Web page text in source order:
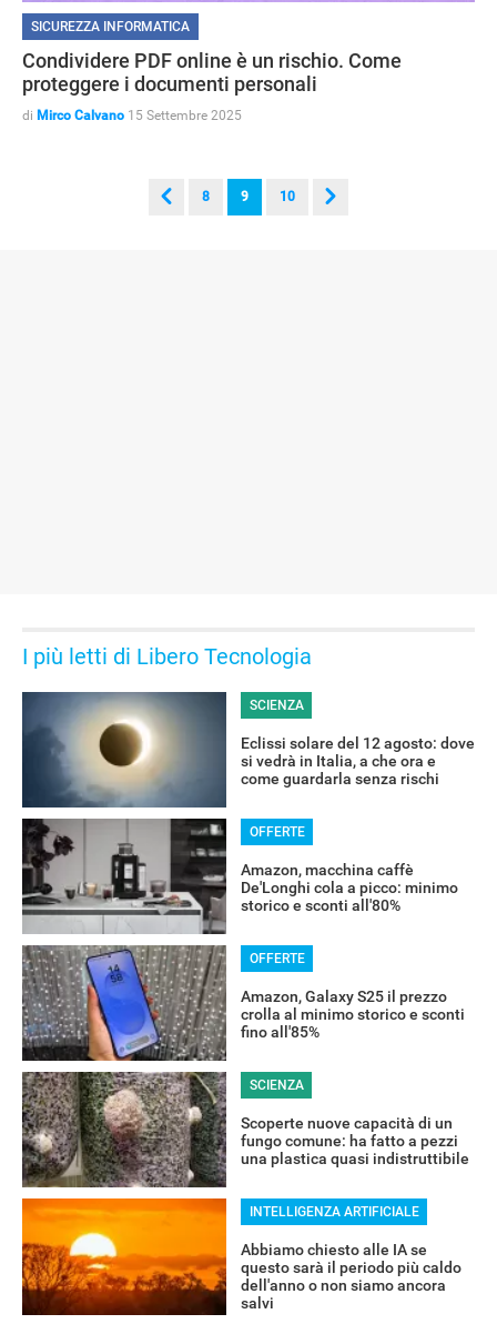
GUIDE ALL'ACQUISTO
SICUREZZA INFORMATICA
Condividere PDF online è un rischio. Come
proteggere i documenti personali
di Mirco Calvano 15 Settembre 2025
8 9 10
I più letti di Libero Tecnologia
SCIENZA
Eclissi solare del 12 agosto: dove
si vedrà in Italia, a che ora e
come guardarla senza rischi
OFFERTE
Amazon, macchina caffè
De'Longhi cola a picco: minimo
storico e sconti all'80%
OFFERTE
Amazon, Galaxy S25 il prezzo
crolla al minimo storico e sconti
fino all'85%
SCIENZA
Scoperte nuove capacità di un
fungo comune: ha fatto a pezzi
una plastica quasi indistruttibile
INTELLIGENZA ARTIFICIALE
Abbiamo chiesto alle IA se
questo sarà il periodo più caldo
dell'anno o non siamo ancora
salvi